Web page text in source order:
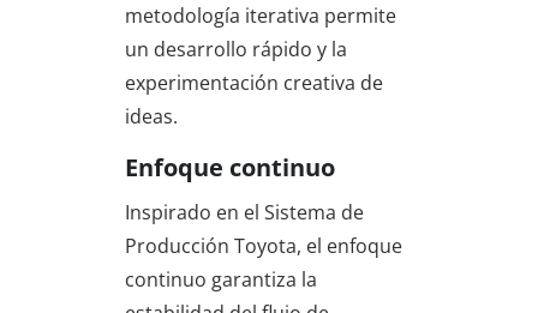
metodología iterativa permite
un desarrollo rápido y la
experimentación creativa de
ideas.
Enfoque continuo
Inspirado en el Sistema de
Producción Toyota, el enfoque
continuo garantiza la